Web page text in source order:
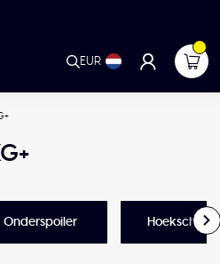
EUR
Onderspoiler